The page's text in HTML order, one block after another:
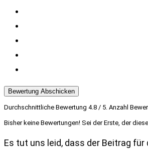
Bewertung Abschicken
Durchschnittliche Bewertung 4.8 / 5. Anzahl
Bisher keine Bewertungen! Sei der Erste, der
Es tut uns leid, dass der Beitrag